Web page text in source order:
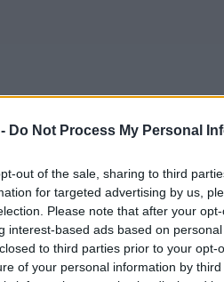
Do Not Process My Personal
out of the sale, sharing to third
for targeted advertising by us,
Please note that after your
interest-based ads based on
to third parties prior to your
of your personal information by